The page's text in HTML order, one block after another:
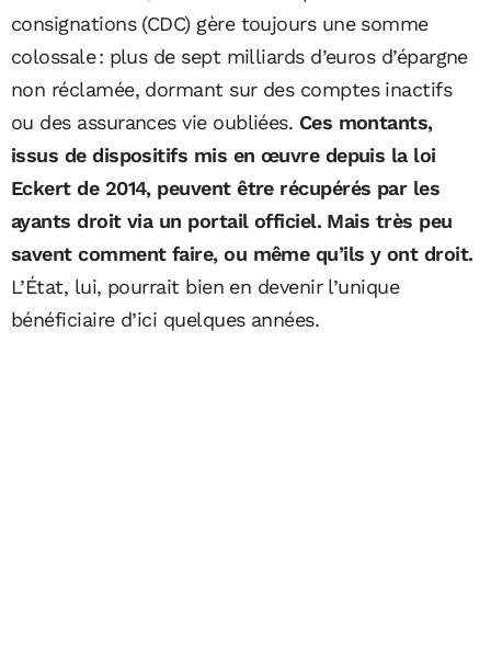
consignations (CDC) gère toujours une somme
colossale : plus de sept milliards d’euros d’épargne
non réclamée, dormant sur des comptes inactifs
ou des assurances vie oubliées. Ces montants,
issus de dispositifs mis en œuvre depuis la loi
Eckert de 2014, peuvent être récupérés par les
ayants droit via un portail officiel. Mais très peu
savent comment faire, ou même qu’ils y ont droit.
L’État, lui, pourrait bien en devenir l’unique
bénéficiaire d’ici quelques années.